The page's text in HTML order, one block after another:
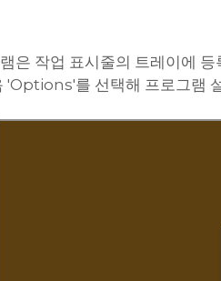
은 작업 표시줄의 트레이에
'Options'를 선택해 프로그램